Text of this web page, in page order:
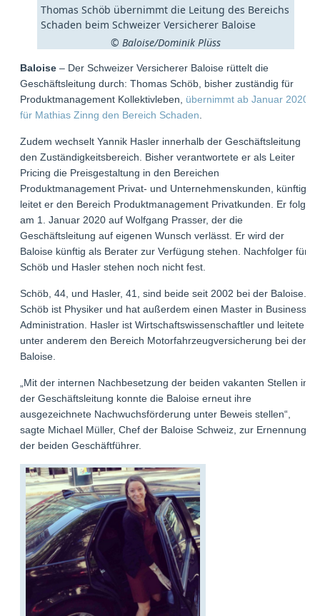
Thomas Schöb übernimmt die Leitung des Bereichs
Schaden beim Schweizer Versicherer Baloise
© Baloise/Dominik Plüss
Baloise – Der Schweizer Versicherer Baloise rüttelt die
Geschäftsleitung durch: Thomas Schöb, bisher zuständig für
Produktmanagement Kollektivleben, übernimmt ab Januar 2020
für Mathias Zinng den Bereich Schaden
Zudem wechselt Yannik Hasler innerhalb der Geschäftsleitung
den Zuständigkeitsbereich. Bisher verantwortete er als Leiter
Pricing die Preisgestaltung in den Bereichen
Produktmanagement Privat- und Unternehmenskunden, künftig
leitet er den Bereich Produktmanagement Privatkunden. Er folgt
am 1. Januar 2020 auf Wolfgang Prasser, der die
Geschäftsleitung auf eigenen Wunsch verlässt. Er wird der
Baloise künftig als Berater zur Verfügung stehen. Nachfolger für
Schöb und Hasler stehen noch nicht fest.
Schöb, 44, und Hasler, 41, sind beide seit 2002 bei der Baloise.
Schöb ist Physiker und hat außerdem einen Master in Business
Administration. Hasler ist Wirtschaftswissenschaftler und leitete
unter anderem den Bereich Motorfahrzeugversicherung bei der
Baloise.
„Mit der internen Nachbesetzung der beiden vakanten Stellen in
der Geschäftsleitung konnte die Baloise erneut ihre
ausgezeichnete Nachwuchsförderung unter Beweis stellen“,
sagte Michael Müller, Chef der Baloise Schweiz, zur Ernennung
der beiden Geschäftführer.